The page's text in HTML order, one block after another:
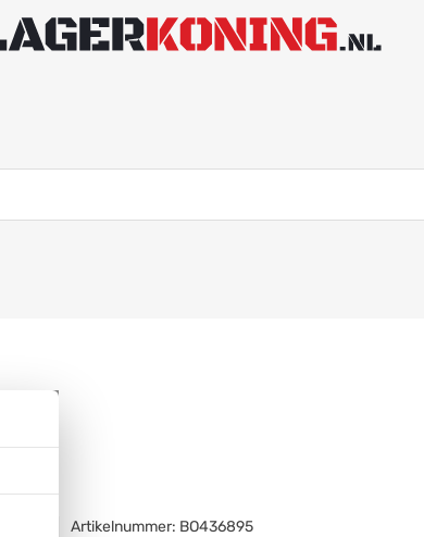
Artikelnummer: BO436895